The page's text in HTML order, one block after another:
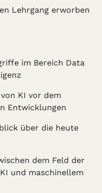
Lehrgang erworben
im Bereich Data
KI vor dem
Entwicklungen
über die heute
dem Feld der
und maschinellem